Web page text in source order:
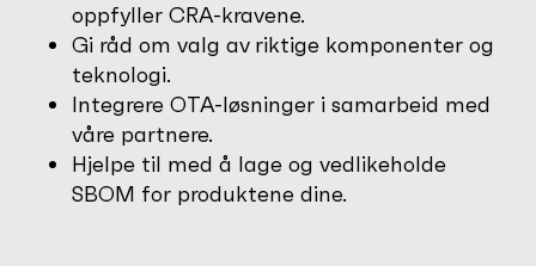
oppfyller CRA-kravene.
Gi råd om valg av riktige komponenter og
teknologi.
Integrere OTA-løsninger i samarbeid med
våre partnere.
Hjelpe til med å lage og vedlikeholde
SBOM for produktene dine.